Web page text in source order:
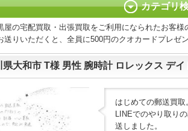
カテゴリ
屋の宅配買取・出張買取をご利用になられたお客
送りいただくと、全員に500円のクオカードプレゼ
県大和市 T様 男性 腕時計 ロレックス デ
はじめての郵送買取
LINEでのやり取り
送しました。